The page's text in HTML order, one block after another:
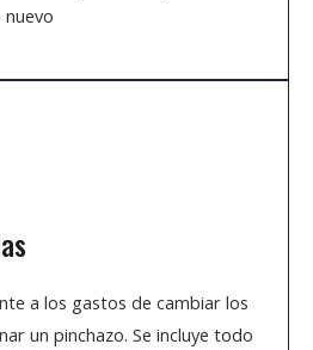
a los gastos de cambiar los
un pinchazo. Se incluye todo